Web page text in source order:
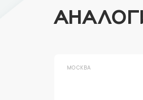
МОСКВА